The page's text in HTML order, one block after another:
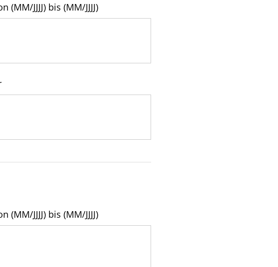
(MM/JJJJ) bis (MM/JJJJ)
(MM/JJJJ) bis (MM/JJJJ)